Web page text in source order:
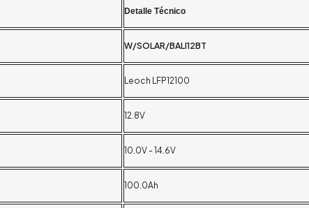
Detalle Técnico
W/SOLAR/BALI12BT
Leoch LFP12100
12.8V
10.0V - 14.6V
100.0Ah